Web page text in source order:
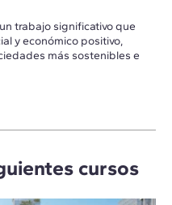
trabajo significativo que
y económico positivo,
más sostenibles e
cursos